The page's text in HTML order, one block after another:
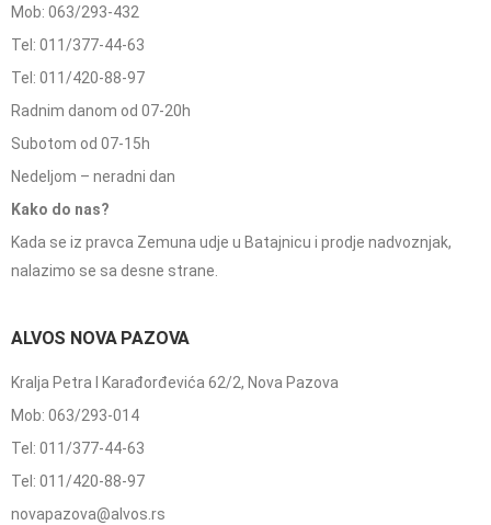
Mob: 063/293-432
Tel: 011/377-44-63
Tel: 011/420-88-97
Radnim danom od 07-20h
Subotom od 07-15h
Nedeljom – neradni dan
Kako do nas?
Kada se iz pravca Zemuna udje u Batajnicu i prodje nadvoznjak,
nalazimo se sa desne strane.
ALVOS NOVA PAZOVA
Kralja Petra I Karađorđevića 62/2, Nova Pazova
Mob: 063/293-014
Tel: 011/377-44-63
Tel: 011/420-88-97
novapazova@alvos.rs